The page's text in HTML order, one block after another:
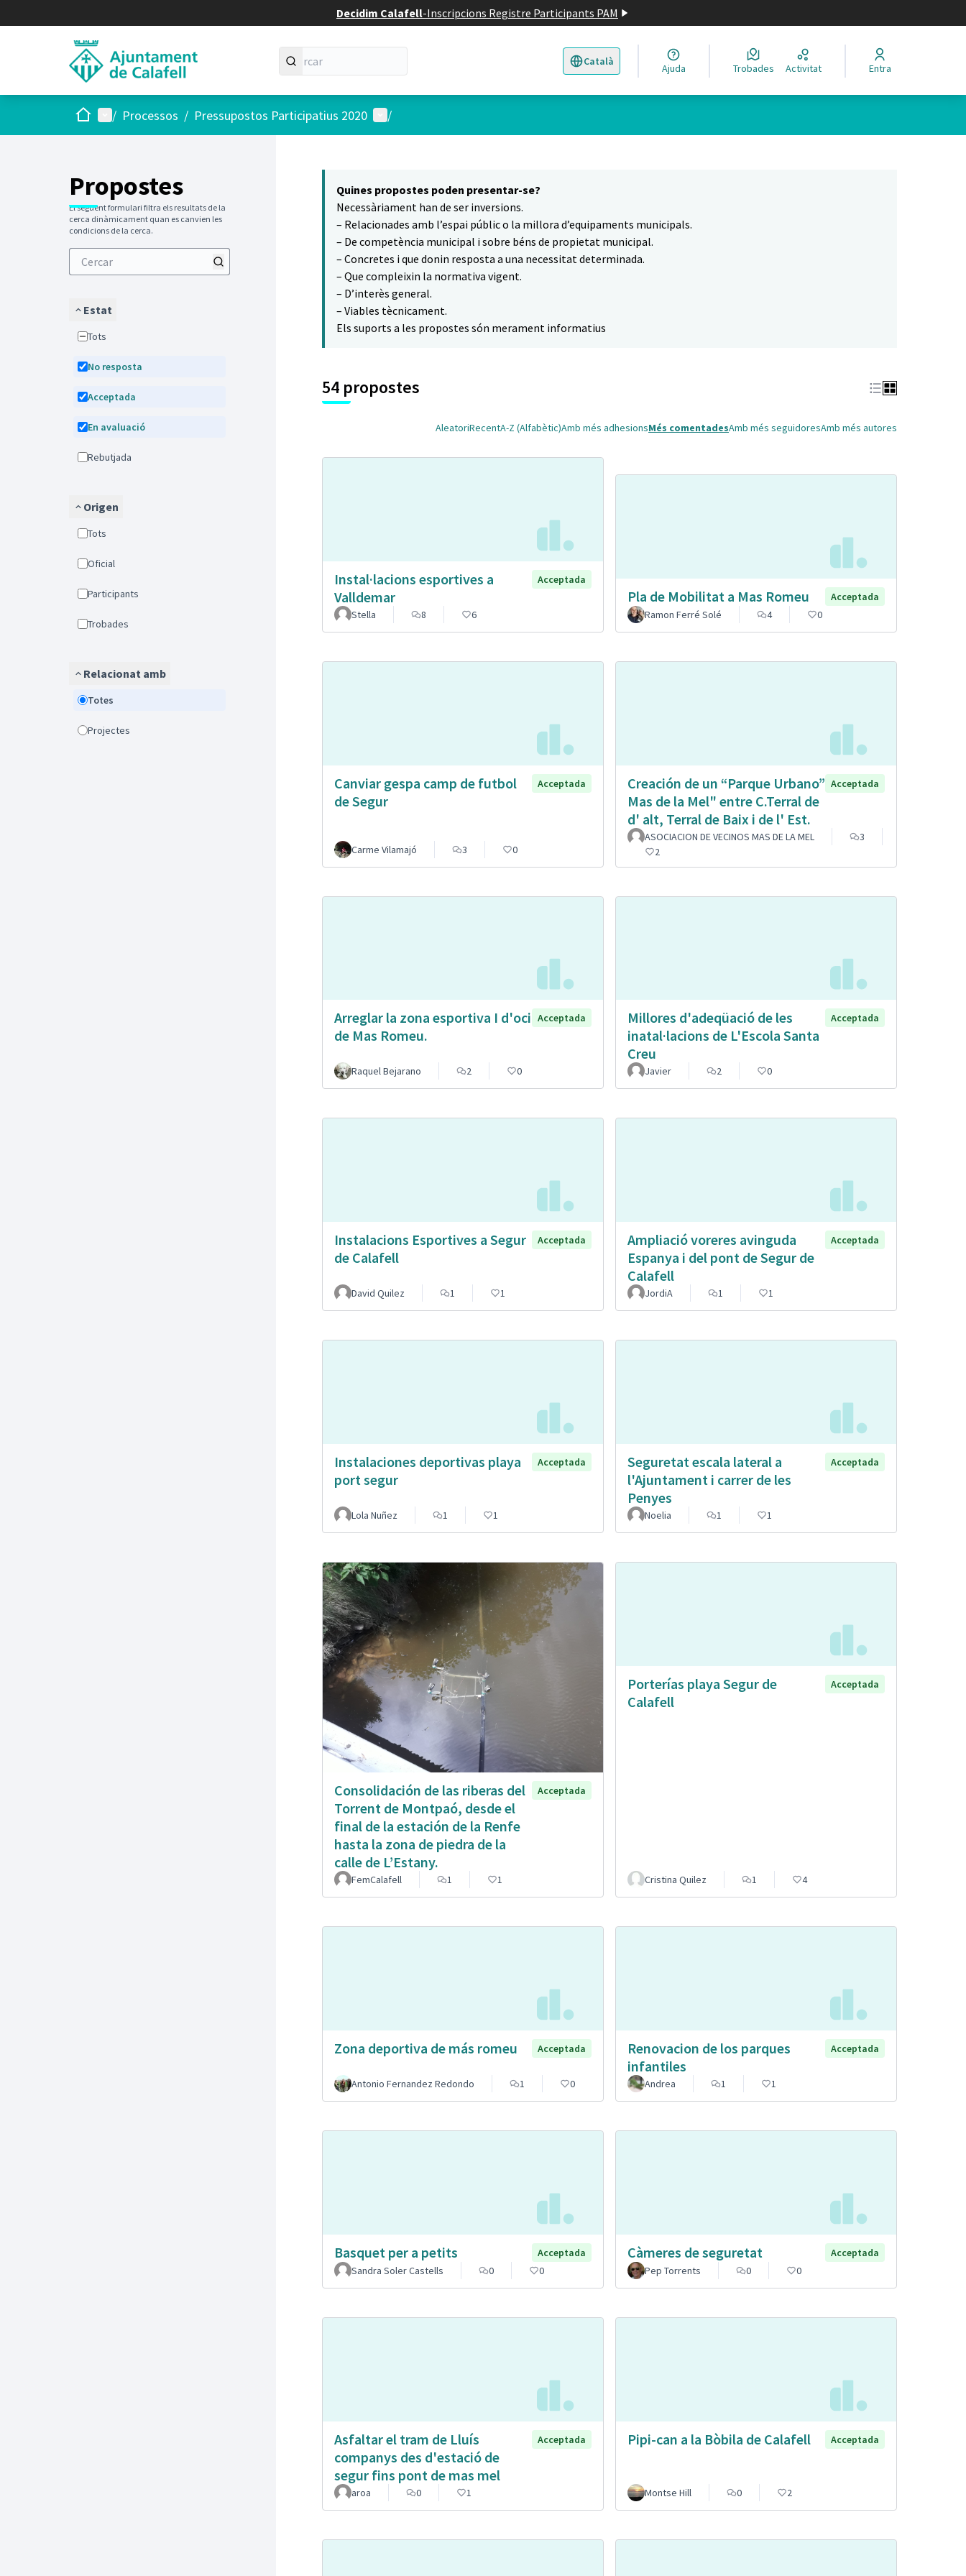
Decidim Calafell-Inscripcions Registre Participants PAM
Català
Triar la llengua Elegir el idioma
Ajuda Trobades Activitat Entra
Inici Menú principal
/ Processos / Pressupostos Participatius 2020 Menú d'usuari
/
Propostes
El següent formulari filtra els resultats de la
cerca dinàmicament quan es canvien les
condicions de la cerca.
Estat
Tots
No resposta
Acceptada
En avaluació
Rebutjada
Origen
Tots
Oficial
Participants
Trobades
Relacionat amb
Totes
Projectes
8
Quines propostes poden presentar-se?
Necessàriament han de ser inversions.
– Relacionades amb l’espai públic o la millora d’equipaments municipals.
– De competència municipal i sobre béns de propietat municipal.
– Concretes i que donin resposta a una necessitat determinada.
– Que compleixin la normativa vigent.
– D’interès general.
– Viables tècnicament.
Els suports a les propostes són merament informatius
54 propostes
AleatoriRecentA-Z (Alfabètic)Amb més adhesionsMés comentadesAmb més seguidoresAmb més autores
Instal·lacions esportives a
Valldemar
Acceptada
Stella 8 6
Pla de Mobilitat a Mas Romeu
Acceptada
Ramon Ferré Solé
4 0
Canviar gespa camp de futbol
de Segur
Acceptada
Carme Vilamajó 3 0
Creación de un “Parque Urbano”
Mas de la Mel" entre C.Terral de
d' alt, Terral de Baix i de l' Est.
Acceptada
ASOCIACION DE VECINOS MAS DE LA MEL
3
2
Arreglar la zona esportiva I d'oci
de Mas Romeu.
Acceptada
Raquel Bejarano 2 0
Millores d'adeqüació de les
inatal·lacions de L'Escola Santa
Creu
Acceptada
Javier 2 0
Instalacions Esportives a Segur
de Calafell
Acceptada
David Quilez 1 1
Ampliació voreres avinguda
Espanya i del pont de Segur de
Calafell
Acceptada
JordiA 1 1
Instalaciones deportivas playa
port segur
Acceptada
Lola Nuñez 1 1
Seguretat escala lateral a
l'Ajuntament i carrer de les
Penyes
Acceptada
Noelia 1 1
Consolidación de las riberas del
Torrent de Montpaó, desde el
final de la estación de la Renfe
hasta la zona de piedra de la
calle de L’Estany.
Acceptada
FemCalafell 1 1
Porterías playa Segur de
Calafell
Acceptada
Cristina Quilez 1 4
Zona deportiva de más romeu Acceptada
Antonio Fernandez Redondo 1 0
Renovacion de los parques
infantiles
Acceptada
Andrea 1 1
Basquet per a petits
Acceptada
Sandra Soler Castells
0 0
Càmeres de seguretat
Acceptada
Pep Torrents
0 0
Asfaltar el tram de Lluís
companys des d'estació de
segur fins pont de mas mel
Acceptada
aroa 0 1
Pipi-can a la Bòbila de Calafell Acceptada
Montse Hill 0 2